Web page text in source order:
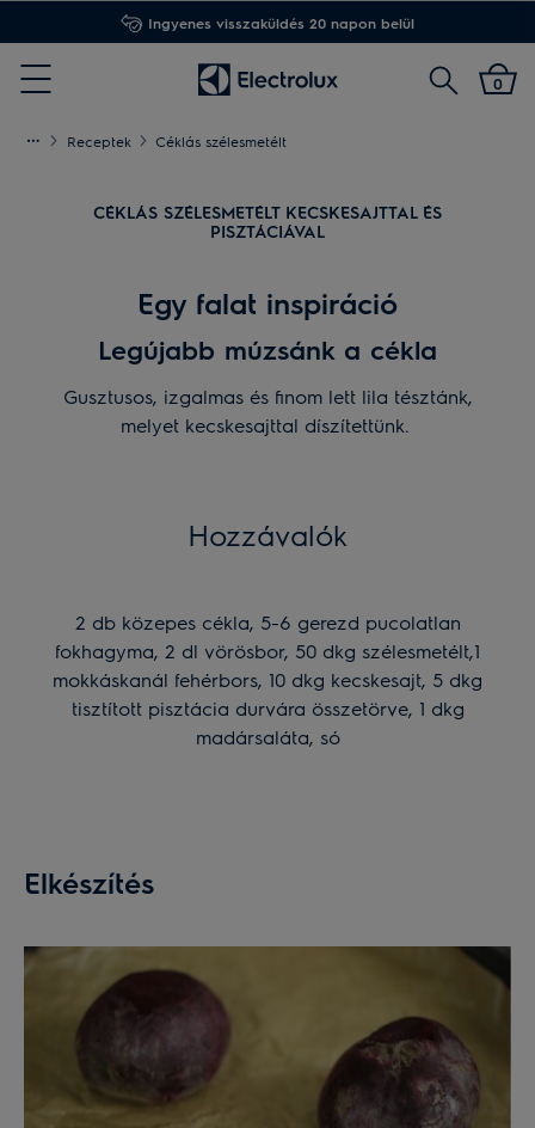
Ingyenes visszaküldés 20 napon belül
Menu
Keresés0
Receptek Céklás szélesmetélt
CÉKLÁS SZÉLESMETÉLT KECSKESAJTTAL ÉS
PISZTÁCIÁVAL
Egy falat inspiráció
Legújabb múzsánk a cékla
Gusztusos, izgalmas és finom lett lila tésztánk,
melyet kecskesajttal díszítettünk.
Hozzávalók
2 db közepes cékla, 5-6 gerezd pucolatlan
fokhagyma, 2 dl vörösbor, 50 dkg szélesmetélt,1
mokkáskanál fehérbors, 10 dkg kecskesajt, 5 dkg
tisztított pisztácia durvára összetörve, 1 dkg
madársaláta, só
Elkészítés